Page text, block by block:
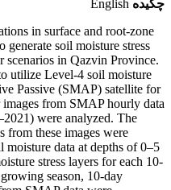
چکیده English
in surface and root-zone
soil moisture stress
scenarios in Qazvin Province.
utilize Level-4 soil moisture
Passive (SMAP) satellite for
from SMAP hourly data
were analyzed. The
from these images were
moisture data at depths of 0–5
stress layers for each 10-
season, 10-day